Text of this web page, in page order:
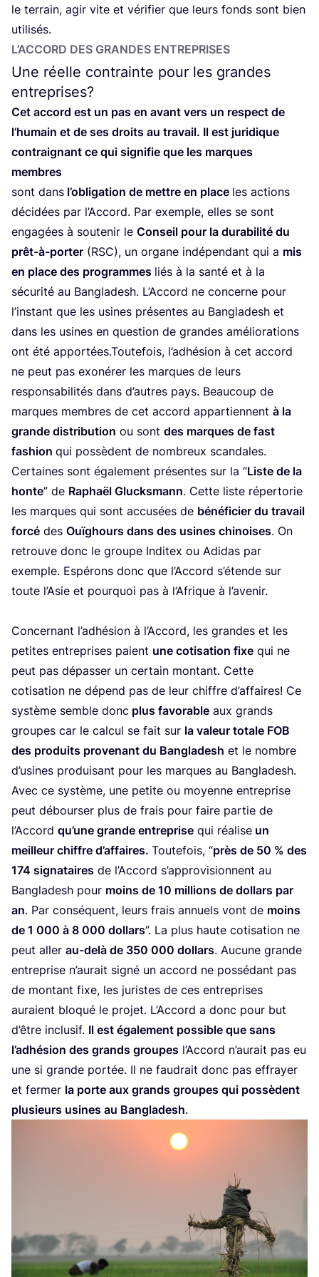
le ter­rain, agir vite et véri­fier que leurs fonds sont bien
utilisés.
L’AC­CORD DES GRANDES ENTREPRISES
Une réelle contrainte pour les grandes
entreprises?
Cet accord est un pas en avant vers un res­pect de
l’humain et de ses droits au tra­vail. Il est juri­dique
contrai­gnant ce qui signi­fie que les marques
membres
sont dans l’obligation de mettre en place les actions
déci­dées par l’Accord. Par exemple, elles se sont
enga­gées à sou­te­nir le Conseil pour la dura­bi­li­té du
prêt-à-por­ter (RSC), un organe indé­pen­dant qui a mis
en place des pro­grammes liés à la san­té et à la
sécu­ri­té au Ban­gla­desh. L’Accord ne concerne pour
l’instant que les usines pré­sentes au Ban­gla­desh et
dans les usines en ques­tion de grandes amé­lio­ra­tions
ont été apportées.Toutefois, l’adhésion à cet accord
ne peut pas exo­né­rer les marques de leurs
res­pon­sa­bi­li­tés dans d’autres pays. Beau­coup de
marques membres de cet accord appar­tiennent à la
grande dis­tri­bu­tion ou sont des marques de fast
fashion qui pos­sèdent de nom­breux scan­dales.
Cer­taines sont éga­le­ment pré­sentes sur la “Liste de la
honte” de Raphaël Glucks­mann. Cette liste réper­to­rie
les marques qui sont accu­sées de béné­fi­cier du tra­vail
for­cé des Ouï­ghours dans des usines chi­noises. On
retrouve donc le groupe Indi­tex ou Adi­das par
exemple. Espé­rons donc que l’Accord s’é­tende sur
toute l’Asie et pour­quoi pas à l’Afrique à l’avenir.
Concer­nant l’adhésion à l’Accord, les grandes et les
petites entre­prises paient une coti­sa­tion fixe qui ne
peut pas dépas­ser un cer­tain mon­tant. Cette
coti­sa­tion ne dépend pas de leur chiffre d’af­faires! Ce
sys­tème semble donc plus favo­rable aux grands
groupes car le cal­cul se fait sur la valeur totale FOB
des pro­duits pro­ve­nant du Ban­gla­desh et le nombre
d’u­sines pro­dui­sant pour les marques au Ban­gla­desh.
Avec ce sys­tème, une petite ou moyenne entre­prise
peut débour­ser plus de frais pour faire par­tie de
l’Ac­cord qu’une grande entre­prise qui réa­lise un
meilleur chiffre d’af­faires. Tou­te­fois, “près de 50 % des
174 signa­taires de l’Ac­cord s’ap­pro­vi­sionnent au
Ban­gla­desh pour moins de 10 mil­lions de dol­lars par
an. Par consé­quent, leurs frais annuels vont de moins
de 1 000 à 8 000 dol­lars”. La plus haute coti­sa­tion ne
peut aller au-delà de 350 000 dol­lars. Aucune grande
entre­prise n’aurait signé un accord ne pos­sé­dant pas
de mon­tant fixe, les juristes de ces entre­prises
auraient blo­qué le pro­jet. L’Accord a donc pour but
d’être inclu­sif. Il est éga­le­ment pos­sible que sans
l’adhésion des grands groupes l’Accord n’aurait pas eu
une si grande por­tée. Il ne fau­drait donc pas effrayer
et fer­mer la porte aux grands groupes qui pos­sèdent
plu­sieurs usines au Ban­gla­desh.